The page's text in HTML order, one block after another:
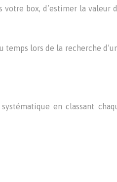
box, d’estimer la valeur
temps lors de la recherche
en classant